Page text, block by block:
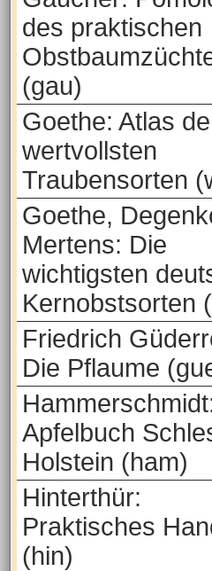
des praktischen
(gau)
Goethe: Atlas
wertvollsten
Traubensorten
Goethe,
Mertens: Die
wichtigsten
Kernobstsorten
Friedrich
Die Pflaume
Apfelbuch
Holstein (ham)
Hinterthür:
Praktisches
(hin)